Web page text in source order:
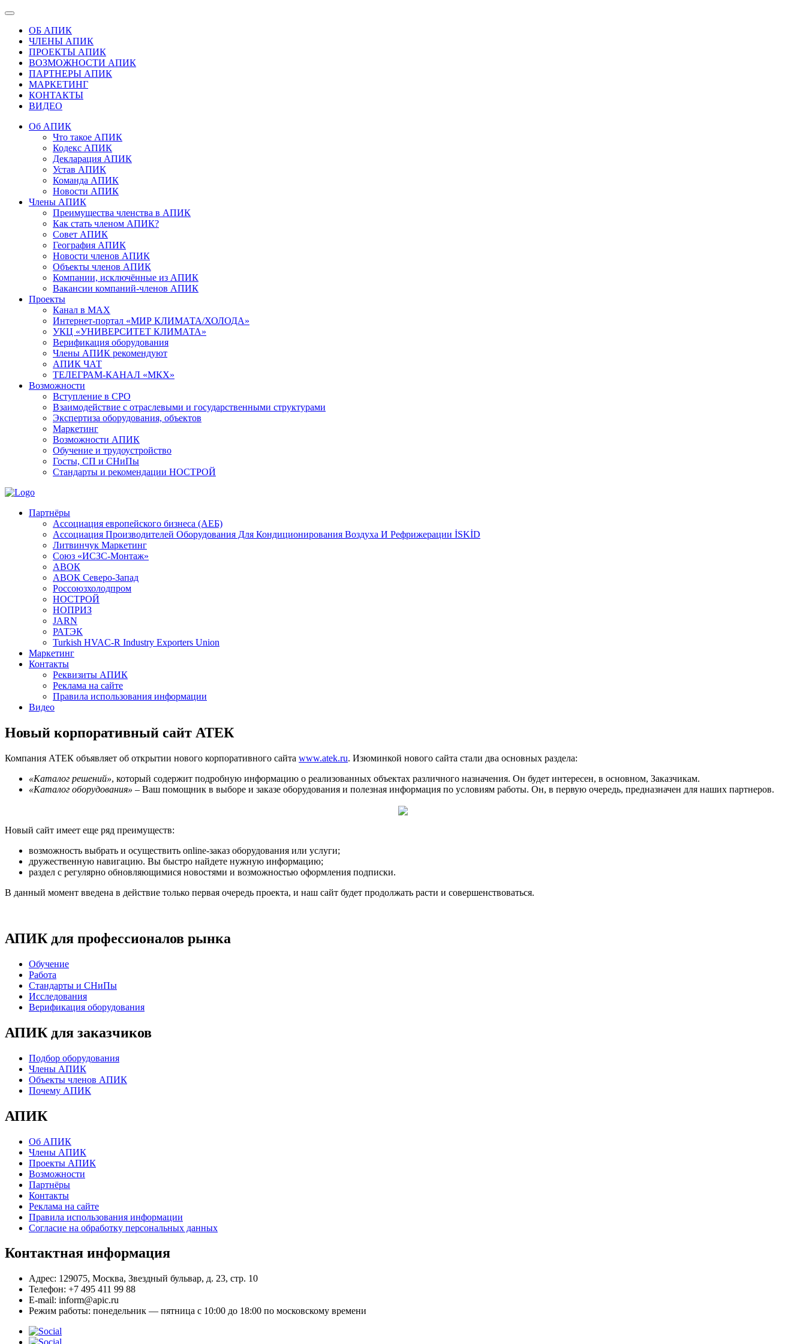
ОБ АПИК
ЧЛЕНЫ АПИК
ПРОЕКТЫ АПИК
ВОЗМОЖНОСТИ АПИК
ПАРТНЕРЫ АПИК
МАРКЕТИНГ
КОНТАКТЫ
ВИДЕО
Об АПИК
Что такое АПИК
Кодекс АПИК
Декларация АПИК
Устав АПИК
Команда АПИК
Новости АПИК
Члены АПИК
Преимущества членства в АПИК
Как стать членом АПИК?
Совет АПИК
География АПИК
Новости членов АПИК
Объекты членов АПИК
Компании, исключённые из АПИК
Вакансии компаний-членов АПИК
Проекты
Канал в MAX
Интернет-портал «МИР КЛИМАТА/ХОЛОДА»
УКЦ «УНИВЕРСИТЕТ КЛИМАТА»
Верификация оборудования
Члены АПИК рекомендуют
АПИК ЧАТ
ТЕЛЕГРАМ-КАНАЛ «МКХ»
Возможности
Вступление в СРО
Взаимодействие с отраслевыми и государственными структурами
Экспертиза оборудования, объектов
Маркетинг
Возможности АПИК
Обучение и трудоустройство
Госты, СП и СНиПы
Стандарты и рекомендации НОСТРОЙ
Партнёры
Ассоциация европейского бизнеса (АЕБ)
Aссоциация Производителей Оборудования Для Кондиционирования Воздуха И Рефрижерации İSKİD
Литвинчук Маркетинг
Союз «ИСЗС-Монтаж»
АВОК
АВОК Северо-Запад
Россоюзхолодпром
НОСТРОЙ
НОПРИЗ
JARN
РАТЭК
Turkish HVAC-R Industry Exporters Union
Маркетинг
Контакты
Реквизиты АПИК
Реклама на сайте
Правила использования информации
Видео
Новый корпоративный сайт АТЕК
Компания АТЕК объявляет об открытии нового корпоративного сайта www.atek.ru. Изюминкой нового сайта стали два основных раздела:
«Каталог решений», который содержит подробную информацию о реализованных объектах различного назначения. Он будет интересен, в основном, Заказчикам.
«Каталог оборудования» – Ваш помощник в выборе и заказе оборудования и полезная информация по условиям работы. Он, в первую очередь, предназначен для наших партнеров.
Новый сайт имеет еще ряд преимуществ:
возможность выбрать и осуществить online-заказ оборудования или услуги;
дружественную навигацию. Вы быстро найдете нужную информацию;
раздел с регулярно обновляющимися новостями и возможностью оформления подписки.
В данный момент введена в действие только первая очередь проекта, и наш сайт будет продолжать расти и совершенствоваться.
АПИК для профессионалов рынка
Обучение
Работа
Стандарты и СНиПы
Исследования
Верификация оборудования
АПИК для заказчиков
Подбор оборудования
Члены АПИК
Объекты членов АПИК
Почему АПИК
АПИК
Об АПИК
Члены АПИК
Проекты АПИК
Возможности
Партнёры
Контакты
Реклама на сайте
Правила использования информации
Согласие на обработку персональных данных
Контактная информация
Адрес: 129075, Москва, Звездный бульвар, д. 23, стр. 10
Телефон: +7 495 411 99 88
E-mail: inform@apic.ru
Режим работы: понедельник — пятница с 10:00 до 18:00 по московскому времени